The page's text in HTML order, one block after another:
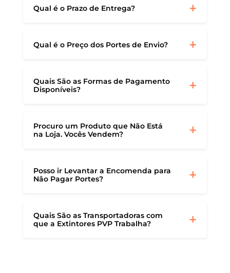
Qual é o Prazo de Entrega?
Qual é o Preço dos Portes de Envio?
Quais São as Formas de Pagamento
Disponíveis?
Procuro um Produto que Não Está
na Loja. Vocês Vendem?
Posso ir Levantar a Encomenda para
Não Pagar Portes?
Quais São as Transportadoras com
que a Extintores PVP Trabalha?